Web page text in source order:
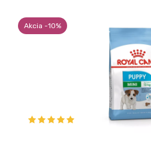
Akcia -10%